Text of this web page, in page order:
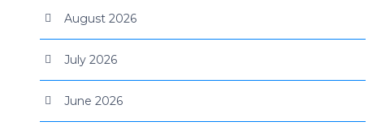
August 2026
July 2026
June 2026